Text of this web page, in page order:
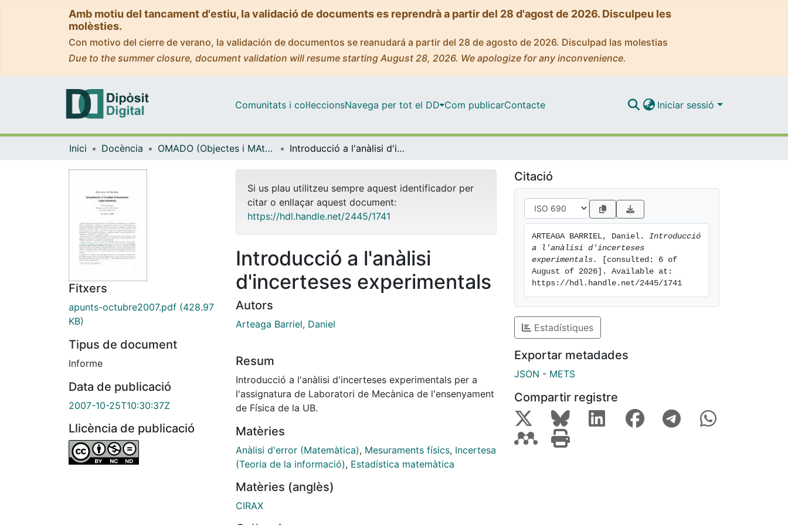
Amb motiu del tancament d'estiu, la validació de documents es reprendrà a partir del 28 d'agost de 2026. Disculpeu les
molèsties.
Con motivo del cierre de verano, la validación de documentos se reanudará a partir del 28 de agosto de 2026. Disculpad las molestias
Due to the summer closure, document validation will resume starting August 28, 2026. We apologize for any inconvenience.
Comunitats i col·leccionsNavega per tot el DD Com publicarContacte Iniciar sessió
Inici Docència OMADO (Objectes i MAterials DOcents) Introducció a l'anàlisi d'incerteses experimentals
Fitxers
apunts-octubre2007.pdf (428.97
KB)
Tipus de document
Informe
Data de publicació
2007-10-25T10:30:37Z
Llicència de publicació
Si us plau utilitzeu sempre aquest identificador per
citar o enllaçar aquest document:
https://hdl.handle.net/2445/1741
Introducció a l'anàlisi
d'incerteses experimentals
Autors
Arteaga Barriel, Daniel
Resum
Introducció a l'anàlisi d'incerteses experimentals per a
l'assignatura de Laboratori de Mecànica de l'ensenyament
de Física de la UB.
Matèries
Anàlisi d'error (Matemàtica), Mesuraments físics, Incertesa
(Teoria de la informació), Estadística matemàtica
Matèries (anglès)
CIRAX
Citació
ARTEAGA BARRIEL, Daniel. Introducció
a l'anàlisi d'incerteses
experimentals.
[consulted: 6 of
August of 2026]. Available at:
https://hdl.handle.net/2445/1741
Estadístiques
Exportar metadades
JSON - METS
Compartir registre